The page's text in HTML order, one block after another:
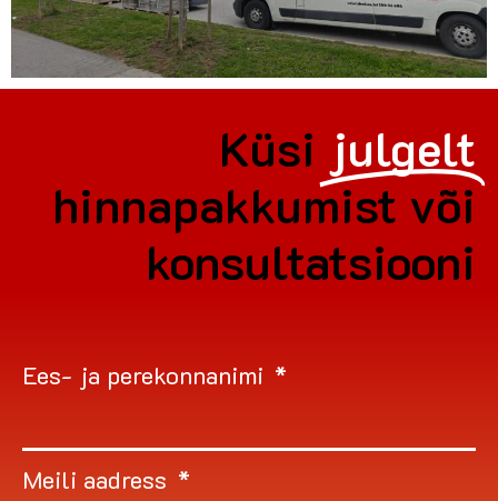
Küsi julgelt
hinnapakkumist või
konsultatsiooni
Ees- ja perekonnanimi
Meili aadress